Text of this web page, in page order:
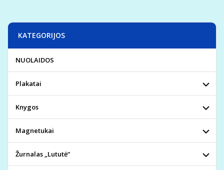
KATEGORIJOS
NUOLAIDOS
Plakatai
Knygos
Magnetukai
Žurnalas „Lututė“